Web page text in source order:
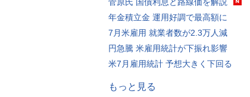
年金積立金 運用好調で最高額に
7月米雇用 就業者数が2.3万人減
円急騰 米雇用統計が下振れ影響
米7月雇用統計 予想大きく下回る
もっと見る